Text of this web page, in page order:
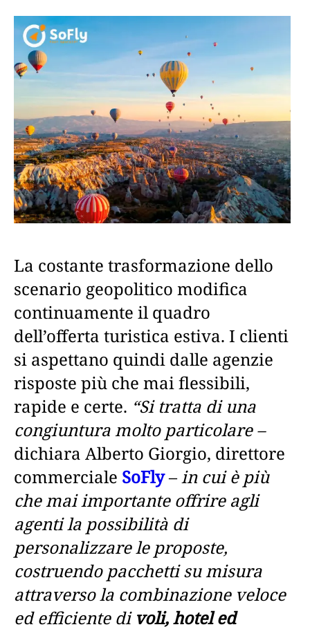
La costante trasformazione dello
scenario geopolitico modifica
continuamente il quadro
dell’offerta turistica estiva. I clienti
si aspettano quindi dalle agenzie
risposte più che mai flessibili,
rapide e certe. “Si tratta di una
congiuntura molto particolare –
dichiara Alberto Giorgio, direttore
commerciale SoFly–in cui è più
che mai importante offrire agli
agenti la possibilità di
personalizzare le proposte,
costruendo pacchetti su misura
attraverso la combinazione veloce
ed efficiente divoli, hotel ed